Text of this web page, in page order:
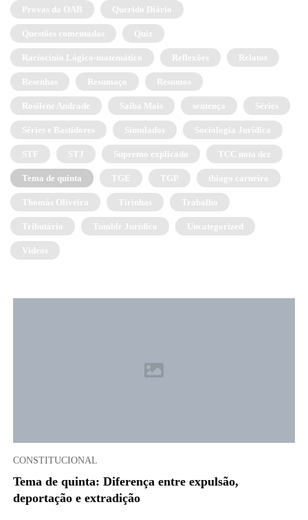
Provas da OAB Querido Diário
Questões comentadas Quiz
Raciocínio Lógico-matemático Reflexões Relatos
Resenhas Resumaço Resumos
Rosilene Andrade Saiba Mais sentença Séries
Séries e Bastidores Simulados Sociologia Jurídica
STF STJ Supremo explicado TCC nota dez
Tema de quinta TGE TGP thiago carneiro
Thomás Oliveira Tirinhas Trabalho
Tributário Tumblr Jurídico Uncategorized
Vídeos
CONSTITUCIONAL
Tema de quinta: Diferença entre expulsão,
deportação e extradição